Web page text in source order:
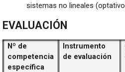
sistemas no lineales
EVALUACIÓN
Nº de
competencia
específica
Instrumento
de evaluación